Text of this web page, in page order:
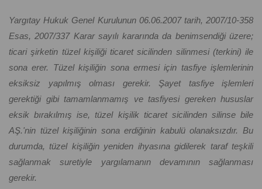
Yargıtay Hukuk Genel Kurulunun 06.06.2007 tarih, 2007/10-358
Esas, 2007/337 Karar sayılı kararında da benimsendiği üzere;
ticari şirketin tüzel kişiliği ticaret sicilinden silinmesi (terkini) ile
sona erer. Tüzel kişiliğin sona ermesi için tasfiye işlemlerinin
eksiksiz yapılmış olması gerekir. Şayet tasfiye işlemleri
gerektiği gibi tamamlanmamış ve tasfiyesi gereken hususlar
eksik bırakılmış ise, tüzel kişilik ticaret sicilinden silinse bile
AŞ.'nin tüzel kişiliğinin sona erdiğinin kabulü olanaksızdır. Bu
durumda, tüzel kişiliğin yeniden ihyasına gidilerek taraf teşkili
sağlanmak suretiyle yargılamanın devamının sağlanması
gerekir.